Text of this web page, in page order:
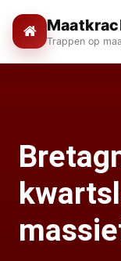
Trappen op